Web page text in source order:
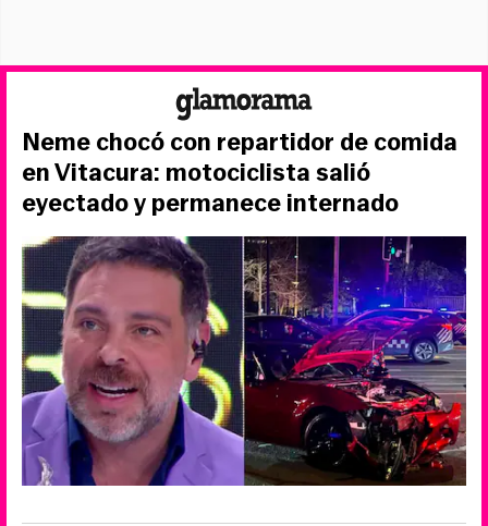
Neme chocó con repartidor de comida
en Vitacura: motociclista salió
eyectado y permanece internado